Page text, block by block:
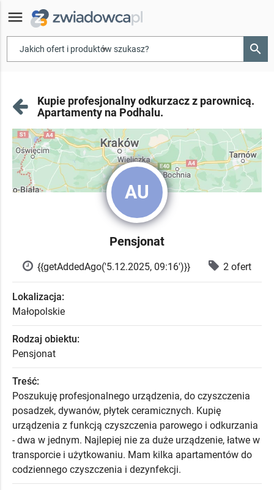
menu
▾ search
Kupie profesjonalny odkurzacz z parownicą.
Apartamenty na Podhalu.
AU
Pensjonat
{{getAddedAgo('5.12.2025, 09:16')}} 2 ofert
Lokalizacja:
Małopolskie
Rodzaj obiektu:
Pensjonat
Treść:
Poszukuję profesjonalnego urządzenia, do czyszczenia
posadzek, dywanów, płytek ceramicznych. Kupię
urządzenia z funkcją czyszczenia parowego i odkurzania
- dwa w jednym. Najlepiej nie za duże urządzenie, łatwe w
transporcie i użytkowaniu. Mam kilka apartamentów do
codziennego czyszczenia i dezynfekcji.